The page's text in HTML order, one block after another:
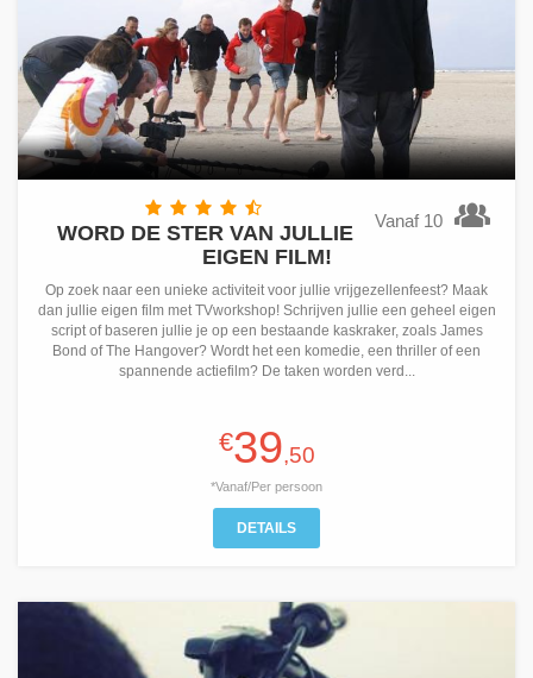
Vanaf 10
WORD DE STER VAN JULLIE
EIGEN FILM!
Op zoek naar een unieke activiteit voor jullie vrijgezellenfeest? Maak
dan jullie eigen film met TVworkshop! Schrijven jullie een geheel eigen
script of baseren jullie je op een bestaande kaskraker, zoals James
Bond of The Hangover? Wordt het een komedie, een thriller of een
spannende actiefilm? De taken worden verd...
€39,50
*Vanaf/Per persoon
DETAILS